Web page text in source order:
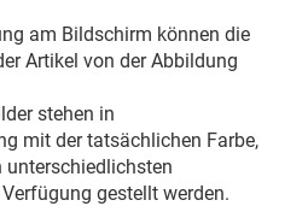
am Bildschirm können die
Artikel von der Abbildung
stehen in
mit der tatsächlichen Farbe,
unterschiedlichsten
gestellt werden.